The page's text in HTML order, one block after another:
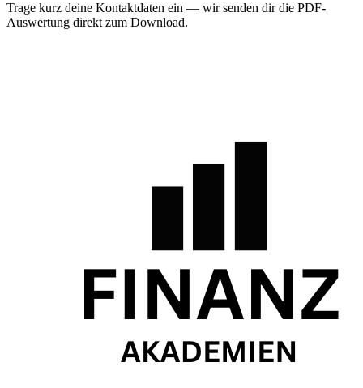
Trage kurz deine Kontaktdaten ein — wir senden dir die PDF-
Auswertung direkt zum Download.